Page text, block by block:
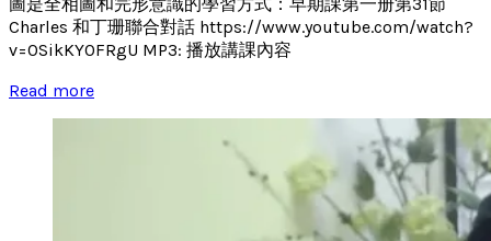
Charles 和丁珊聯合對話 https://www.youtube.com/watch?
v=0SikKY0FRgU MP3: 播放講課內容
Read more